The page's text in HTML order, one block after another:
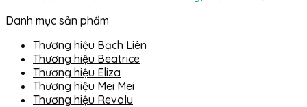
Danh mục sản phẩm
Thương hiệu Bạch Liên
Thương hiệu Beatrice
Thương hiệu Eliza
Thương hiệu Mei Mei
Thương hiệu Revolu